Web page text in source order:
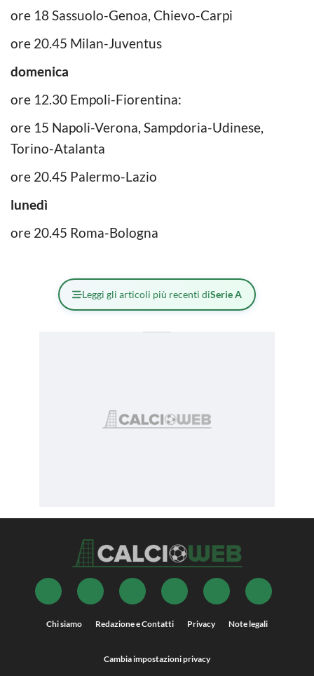
ore 18 Sassuolo-Genoa, Chievo-Carpi
ore 20.45 Milan-Juventus
domenica
ore 12.30 Empoli-Fiorentina:
ore 15 Napoli-Verona, Sampdoria-Udinese,
Torino-Atalanta
ore 20.45 Palermo-Lazio
lunedì
ore 20.45 Roma-Bologna
Leggi gli articoli più recenti diSerie A
Chi siamo Redazione e Contatti Privacy Note legali
Cambia impostazioni privacy